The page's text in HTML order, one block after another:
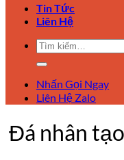
Tin Tức
Liên Hệ
Tìm
kiếm:
Nhấn Gọi Ngay
Liên Hệ Zalo
Đá nhân